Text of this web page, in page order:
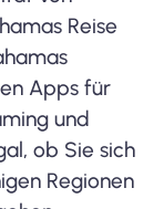
Reise
Apps für
und
ob Sie sich
Regionen